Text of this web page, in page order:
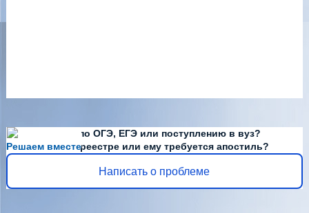
Решаем вместе
Есть вопросы по ОГЭ, ЕГЭ или поступлению в вуз?
Диплома нет в реестре или ему требуется апостиль?
Написать о проблеме